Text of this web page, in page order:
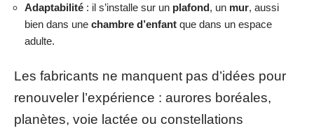
Adaptabilité : il s’installe sur un plafond, un mur, aussi
bien dans une chambre d’enfant que dans un espace
adulte.
Les fabricants ne manquent pas d’idées pour
renouveler l’expérience : aurores boréales,
planètes, voie lactée ou constellations